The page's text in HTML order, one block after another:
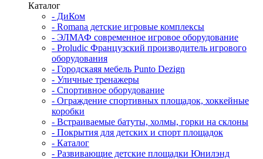
Каталог
- ДиКом
- Romana детские игровые комплексы
- ЭЛМАФ современное игровое оборудование
- Proludic Французский производитель игрового
оборудования
- Городскаяя мебель Punto Dezign
- Уличные тренажеры
- Спортивное оборудование
- Ограждение спортивных площадок, хоккейные
коробки
- Встраиваемые батуты, холмы, горки на склоны
- Покрытия для детских и спорт площадок
- Каталог
- Развивающие детские площадки Юнилэнд